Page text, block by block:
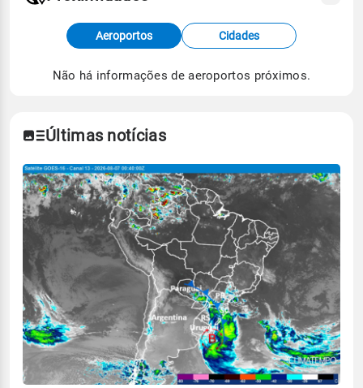
Fonte: dados combinados de estações
meteorológicas e satélite do Centro de Previsão
de Tempo e Estudos Climáticos (CPTEC).
Aeroportos Cidades
Não há informações de aeroportos próximos.
Últimas notícias